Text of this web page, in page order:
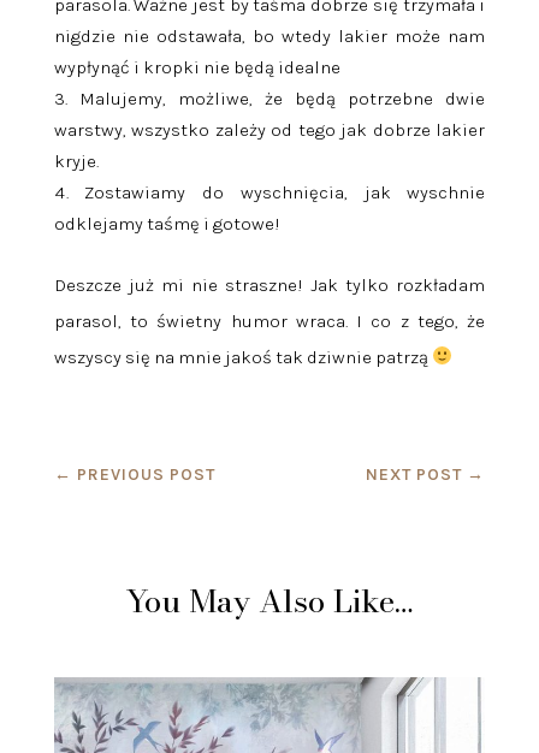
parasola. Ważne jest by taśma dobrze się trzymała i
nigdzie nie odstawała, bo wtedy lakier może nam
wypłynąć i kropki nie będą idealne
Malujemy, możliwe, że będą potrzebne dwie
warstwy, wszystko zależy od tego jak dobrze lakier
kryje.
Zostawiamy do wyschnięcia, jak wyschnie
odklejamy taśmę i gotowe!
Deszcze już mi nie straszne! Jak tylko rozkładam
parasol, to świetny humor wraca. I co z tego, że
wszyscy się na mnie jakoś tak dziwnie patrzą
← PREVIOUS POST NEXT POST →
You May Also Like…